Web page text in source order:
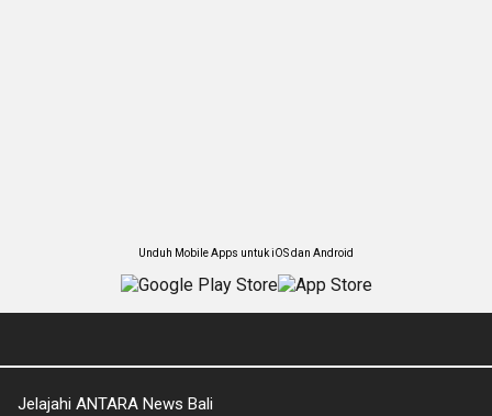
Unduh Mobile Apps untuk iOS dan Android
Jelajahi ANTARA News Bali